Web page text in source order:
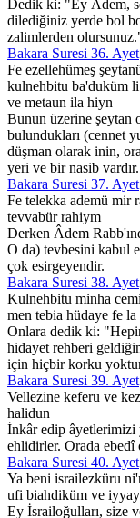
Dedik ki: "Ey Âdem,
dilediğiniz yerde bol
zalimlerden
Bakara Suresi 36. Ayet
Fe ezellehümeş
kulnehbitu ba'duküm
ve metaun ila hiyn
Bunun üzerine şeytan
bulundukları (cennet
düşman olarak inin,
yeri ve bir nasib
Bakara Suresi 37. Ayet
Fe telekka ademü mir
tevvabür rahiym
Derken Âdem
O da) tevbesini kabul
çok esirgeyendir.
Bakara Suresi 38. Ayet
Kulnehbitu minha
men tebia hüdaye fe
Onlara dedik ki:
hidayet rehberi
için hiçbir korku
Bakara Suresi 39. Ayet
Vellezine keferu ve
halidun
İnkâr edip âyetlerimizi
ehlidirler. Orada ebedî
Bakara Suresi 40. Ayet
Ya beni israilezküru
ufi biahdiküm ve
Ey İsrailoğulları, size